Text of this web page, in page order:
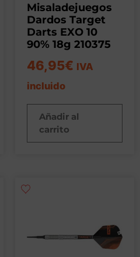
Misaladejuegos
Dardos Target
Darts EXO 10
90% 18g 210375
46,95€ IVA
incluido
Añadir al
carrito